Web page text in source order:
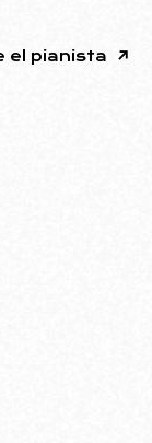
el pianista